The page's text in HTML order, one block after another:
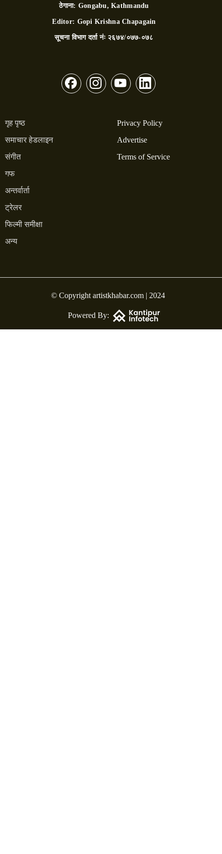
ठेगाना: Gongabu, Kathmandu
Editor: Gopi Krishna Chapagain
सूचना विभाग दर्ता नंः २६७४/०७७-०७८
गृह पृष्ठ
समाचार हेडलाइन
संगीत
गफ
अन्तर्वार्ता
ट्रेलर
फिल्मी समीक्षा
अन्य
Privacy Policy
Advertise
Terms of Service
© Copyright artistkhabar.com | 2024
Powered By: